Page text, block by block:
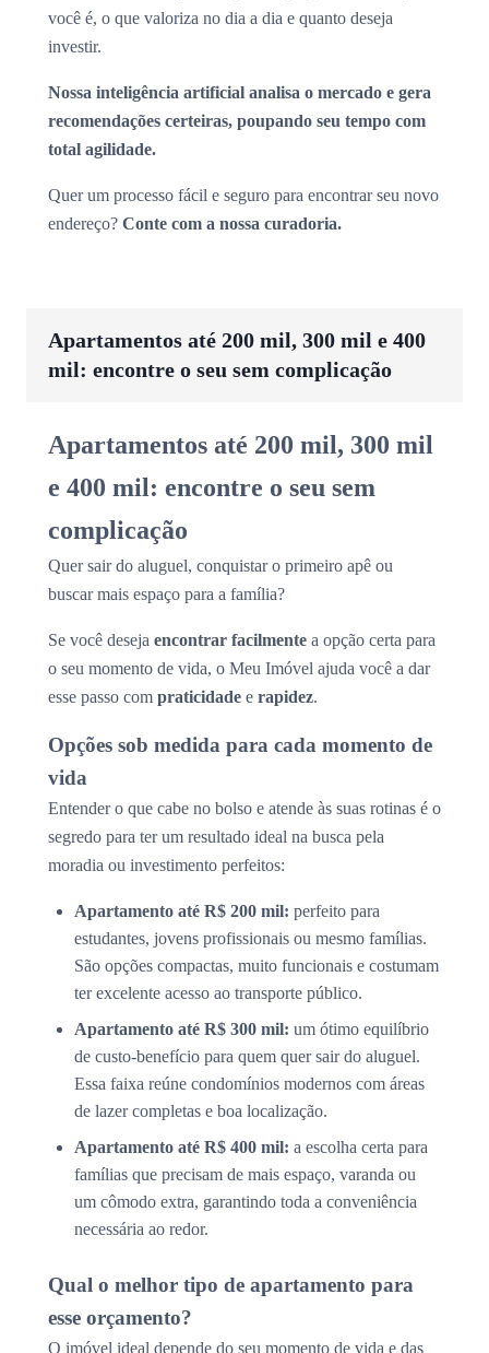
você é, o que valoriza no dia a dia e quanto deseja
investir.
Nossa inteligência artificial analisa o mercado e gera
recomendações certeiras, poupando seu tempo com
total agilidade.
Quer um processo fácil e seguro para encontrar seu novo
endereço? Conte com a nossa curadoria.
Apartamentos até 200 mil, 300 mil e 400
mil: encontre o seu sem complicação
Apartamentos até 200 mil, 300 mil
e 400 mil: encontre o seu sem
complicação
Quer sair do aluguel, conquistar o primeiro apê ou
buscar mais espaço para a família?
Se você deseja encontrar facilmente a opção certa para
o seu momento de vida, o Meu Imóvel ajuda você a dar
esse passo com praticidade e rapidez.
Opções sob medida para cada momento de
vida
Entender o que cabe no bolso e atende às suas rotinas é o
segredo para ter um resultado ideal na busca pela
moradia ou investimento perfeitos:
Apartamento até R$ 200 mil: perfeito para
estudantes, jovens profissionais ou mesmo famílias.
São opções compactas, muito funcionais e costumam
ter excelente acesso ao transporte público.
Apartamento até R$ 300 mil: um ótimo equilíbrio
de custo-benefício para quem quer sair do aluguel.
Essa faixa reúne condomínios modernos com áreas
de lazer completas e boa localização.
Apartamento até R$ 400 mil: a escolha certa para
famílias que precisam de mais espaço, varanda ou
um cômodo extra, garantindo toda a conveniência
necessária ao redor.
Qual o melhor tipo de apartamento para
esse orçamento?
O imóvel ideal depende do seu momento de vida e das